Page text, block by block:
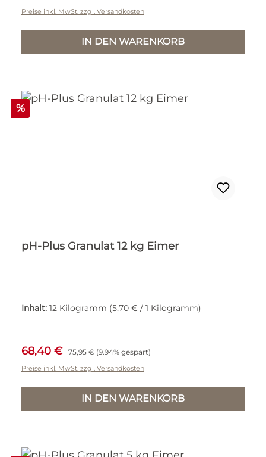
Preise inkl. MwSt. zzgl. Versandkosten
IN DEN WARENKORB
Rabatt
%
pH-Plus Granulat 12 kg Eimer
Inhalt: 12 Kilogramm (5,70 € / 1 Kilogramm)
Verkaufspreis:
68,40 € Regulärer Preis:
75,95 € (9.94% gespart)
Preise inkl. MwSt. zzgl. Versandkosten
IN DEN WARENKORB